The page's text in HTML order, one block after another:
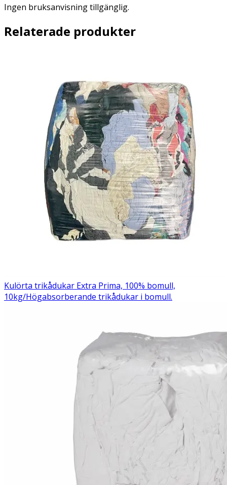
Ingen bruksanvisning tillgänglig.
Relaterade produkter
Kulörta trikådukar Extra Prima, 100% bomull,
10kg/Högabsorberande trikådukar i bomull.